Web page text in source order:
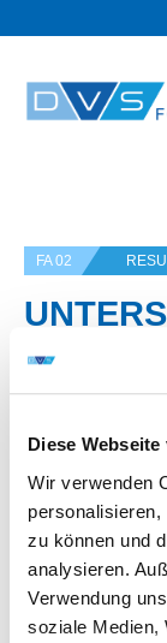
Diese
Wir verwenden
zu können und
analysieren.
Verwendung
soziale Medien,
FA 02
IGER
IGF-
Laufzeit: